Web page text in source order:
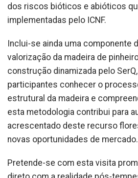
dos riscos bióticos e abióticos
implementadas pelo ICNF.
Inclui-se ainda uma componente
valorização da madeira de
construção dinamizada pelo
participantes conhecer o
estrutural da madeira e
esta metodologia contribui para
acrescentado deste recurso
novas oportunidades de mercado.
Pretende-se com esta visita